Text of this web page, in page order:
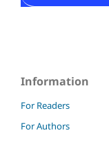
Information
For Readers
For Authors